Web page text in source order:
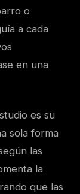
o
a cada
en una
es su
sola forma
las
la
que las